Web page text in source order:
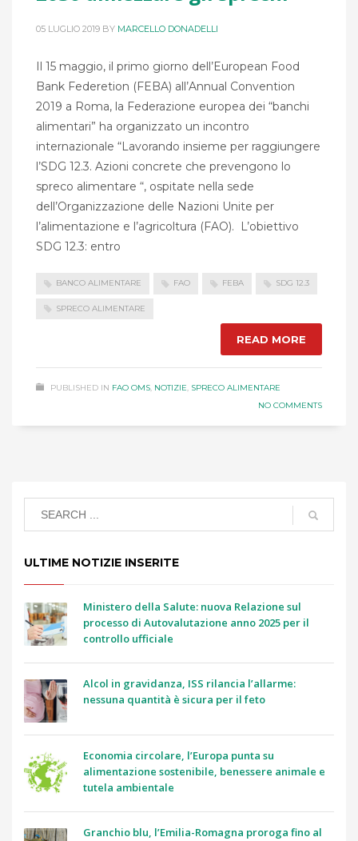
05 LUGLIO 2019 BY MARCELLO DONADELLI
Il 15 maggio, il primo giorno dell’European Food
Bank Federetion (FEBA) all’Annual Convention
2019 a Roma, la Federazione europea dei “banchi
alimentari” ha organizzato un incontro
internazionale “Lavorando insieme per raggiungere
l’SDG 12.3. Azioni concrete che prevengono lo
spreco alimentare “, ospitate nella sede
dell’Organizzazione delle Nazioni Unite per
l’alimentazione e l’agricoltura (FAO). L’obiettivo
SDG 12.3: entro
BANCO ALIMENTARE FAO FEBA SDG 12.3
SPRECO ALIMENTARE
READ MORE
PUBLISHED IN FAO OMS, NOTIZIE, SPRECO ALIMENTARE
NO COMMENTS
ULTIME NOTIZIE INSERITE
Ministero della Salute: nuova Relazione sul
processo di Autovalutazione anno 2025 per il
controllo ufficiale
Alcol in gravidanza, ISS rilancia l’allarme:
nessuna quantità è sicura per il feto
Economia circolare, l’Europa punta su
alimentazione sostenibile, benessere animale e
tutela ambientale
Granchio blu, l’Emilia-Romagna proroga fino al